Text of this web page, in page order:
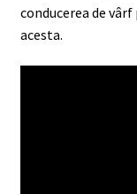
conducerea de
acesta.